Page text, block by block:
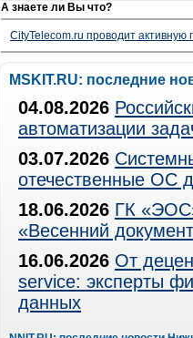
А знаете ли Вы что?
CityTelecom.ru проводит активную
MSKIT.RU: последние
04.08.2026
автоматизации
03.07.2026
отечественные ОС
18.06.2026 ГК
«Весенний
16.06.2026 От
service: эксперты
данных